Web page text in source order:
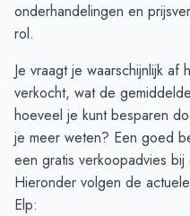
onderhandelingen en
rol.
Je vraagt je waarschijnlijk
verkocht, wat de
hoeveel je kunt besparen
je meer weten? Een goed
een gratis verkoopadvies bij
Hieronder volgen de
Elp: